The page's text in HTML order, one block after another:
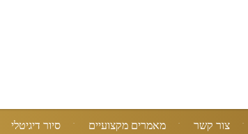
צור קשר מאמרים מקצועיים סיור דיגיטלי